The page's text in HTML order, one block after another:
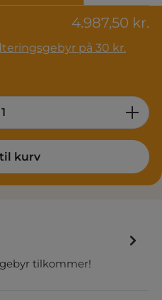
4.987,50 kr.
the desired
kurv
tilkommer!